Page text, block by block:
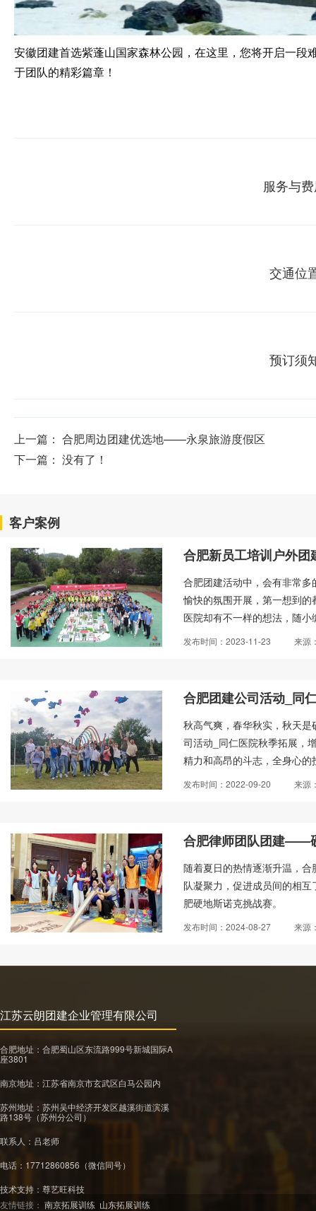
安徽团建首选紫蓬山国家森林公园，在这里，您将开启一段
于团队的精彩篇章！
服务与
交通位
预订须
上一篇： 合肥周边团建优选地——永泉旅游度假区
下一篇： 没有了！
客户案例
合肥新员工培训户外
合肥团建活动中，会有非常
愉快的氛围开展，第一想到
医院却有不一样的想法，随
发布时间：2023-11-23 来源
合肥团建公司活动_同
秋高气爽，春华秋实，秋天
司活动_同仁医院秋季拓展，
精力和高昂的斗志，全身心
日，同仁医院集合团体员工
发布时间：2022-09-20 来源
合肥律师团队团建——
随着夏日的热情逐渐升温，
队凝聚力，促进成员间的相
肥硬地斯诺克挑战赛。
发布时间：2024-08-27 来源
江苏云朗团建企业管理有限公司
合肥地址：合肥蜀山区东流路999号新城国际A
座3801
南京地址：江苏省南京市玄武区白马公园内
苏州地址：苏州吴中经济开发区越溪街道滨溪
路138号（苏州分公司）
联系人：吕老师
电话：17712860856（微信同号）
技术支持： 尊艺旺科技
友情链接： 南京拓展训练 山东拓展训练